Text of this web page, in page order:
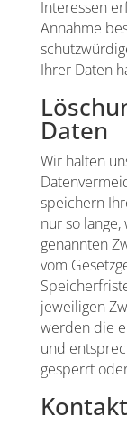
Interessen
Annahme
Ihrer Daten
Daten
Wir halten
speichern
nur so
genannten
vom
jeweiligen
werden die
und
gesperrt